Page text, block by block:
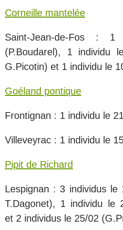
Corneille mantelée
Saint-Jean-de-Fos :
(P.Boudarel), 1 individu
G.Picotin) et 1 individu le
Goéland pontique
Frontignan : 1 individu le
Villeveyrac : 1 individu le
Pipit de Richard
Lespignan : 3 individus le
T.Dagonet), 1 individu le
et 2 individus le 25/02